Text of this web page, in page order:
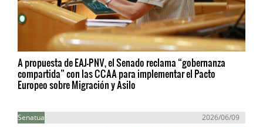
A propuesta de EAJ-PNV, el Senado reclama “gobernanza
compartida” con las CCAA para implementar el Pacto
Europeo sobre Migración y Asilo
Senatua 2026/06/09